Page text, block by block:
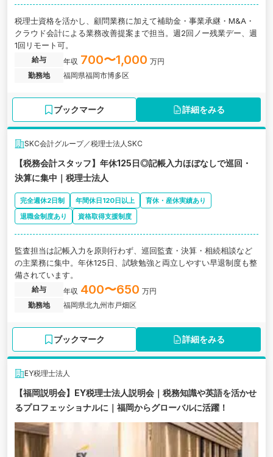
税理士資格を活かし、顧問業務に加えて補助金・事業承継・M&A・
クラウド会計による業務改善提案まで担当。週2回ノー残業デー、週
1回リモート可。
給与 年収 700〜1,000 万円
勤務地
福岡県福岡市博多区
ブックマーク 詳細をみる
SKC会計グループ／税理士法人SKC
【税務会計スタッフ】年休125日◎記帳入力ほぼなしで巡回・
決算に集中｜税理士法人
完全週休2日制 年間休日120日以上
育休・産休実績あり
退職金制度あり
資格取得支援制度
監査担当は記帳入力を原則行わず、巡回監査・決算・相続相談など
の主業務に集中。年休125日、試験勉強と両立しやすい早退制度も整
備されています。
給与 年収 400〜650 万円
勤務地
福岡県北九州市戸畑区
ブックマーク 詳細をみる
EY税理士法人
【福岡説明会】EY税理士法人説明会｜税務知識や英語を活かせ
るプロフェッショナルに｜福岡からグローバルに活躍！